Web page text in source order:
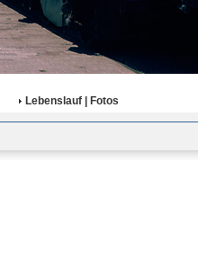
Lebenslauf | Fotos